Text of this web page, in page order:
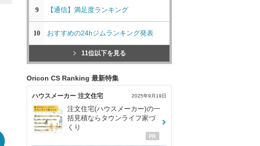
9 【通信】満足度ランキング
10 おすすめの24hジムランキング発表
11位以下を見る
Oricon CS Ranking 最新特集
ハウスメーカー 注文住宅 2025年9月19日
注文住宅(ハウスメーカー)の一
括見積ならタウンライフ家づ
くり